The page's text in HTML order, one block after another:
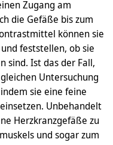
Zugang am
die Gefäße bis zum
können sie
feststellen, ob sie
sind. Ist das der Fall,
Untersuchung
sie eine feine
Unbehandelt
Herzkranzgefäße zu
und sogar zum